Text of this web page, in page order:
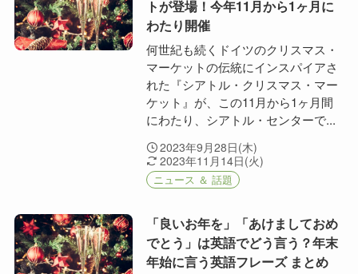
トが登場！今年11月から1ヶ月に
わたり開催
何世紀も続くドイツのクリスマス・
マーケットの伝統にインスパイアさ
れた『シアトル・クリスマス・マー
ケット』が、この11月から1ヶ月間
にわたり、シアトル・センターで...
2023年9月28日(木)
2023年11月14日(火)
ニュース ＆ 話題
「良いお年を」「あけましておめ
でとう」は英語でどう言う？年末
年始に言う英語フレーズ まとめ